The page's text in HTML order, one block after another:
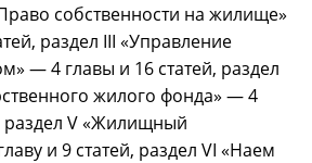
собственности на жилище»
раздел III «Управление
— 4 главы и 16 статей, раздел
жилого фонда» — 4
раздел V «Жилищный
и 9 статей, раздел VI «Наем